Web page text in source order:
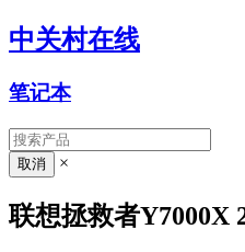
中关村在线
笔记本
×
联想拯救者Y7000X